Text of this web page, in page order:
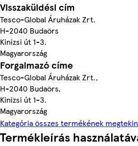
Visszaküldési cím
Tesco-Global Áruházak Zrt.
H-2040 Budaörs
Kinizsi út 1-3.
Magyarország
Forgalmazó címe
Tesco-Global Áruházak Zrt.,
H-2040 Budaörs,
Kinizsi út 1-3.
Magyarország
Kategória összes termékének
Termékleírás